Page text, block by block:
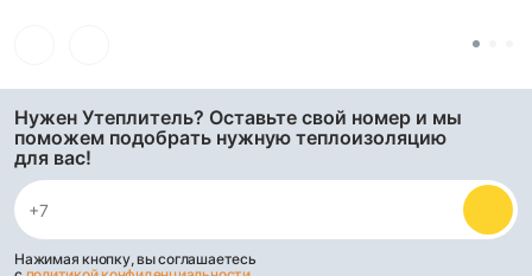
Нужен Утеплитель? Оставьте свой номер и мы
поможем подобрать нужную теплоизоляцию
для вас!
Нажимая кнопку, вы соглашаетесь